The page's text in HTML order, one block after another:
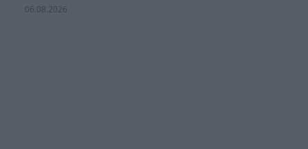
06.08.2026